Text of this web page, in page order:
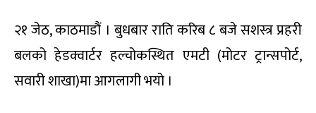
२१ जेठ, काठमाडौं । बुधबार राति करिब ८ बजे सशस्त्र प्रहरी
बलको हेडक्वार्टर हल्चोकस्थित एमटी (मोटर ट्रान्सपोर्ट,
सवारी शाखा)मा आगलागी भयो ।